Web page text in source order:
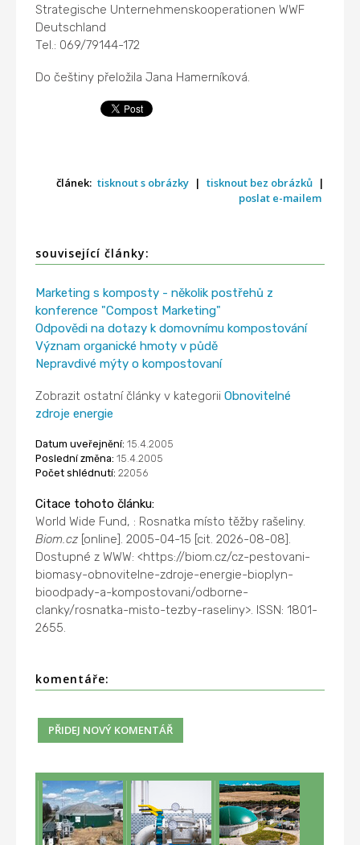
Strategische Unternehmenskooperationen WWF
Deutschland
Tel.: 069/79144-172
Do češtiny přeložila Jana Hamerníková.
článek: tisknout s obrázky | tisknout bez obrázků |
poslat e-mailem
související články:
Marketing s komposty - několik postřehů z
konference "Compost Marketing"
Odpovědi na dotazy k domovnímu kompostování
Význam organické hmoty v půdě
Nepravdivé mýty o kompostovaní
Zobrazit ostatní články v kategoriiObnovitelné
zdroje energie
Datum uveřejnění: 15.4.2005
Poslední změna: 15.4.2005
Počet shlédnutí: 22056
Citace tohoto článku:
World Wide Fund, : Rosnatka místo těžby rašeliny.
Biom.cz [online]. 2005-04-15 [cit. 2026-08-08].
Dostupné z WWW: <https://biom.cz/cz-pestovani-
biomasy-obnovitelne-zdroje-energie-bioplyn-
bioodpady-a-kompostovani/odborne-
clanky/rosnatka-misto-tezby-raseliny>. ISSN: 1801-
2655.
komentáře: